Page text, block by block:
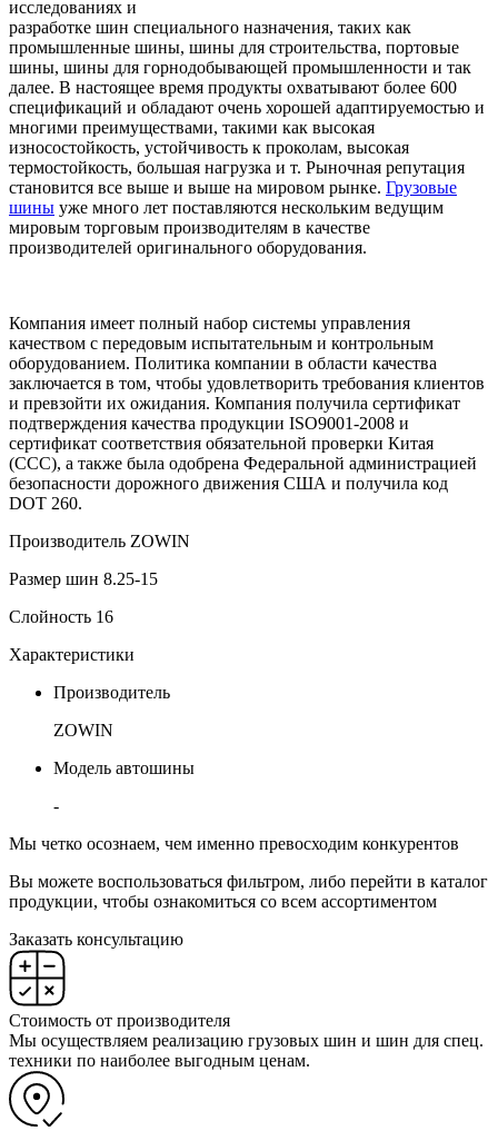
исследованиях и
разработке шин специального назначения, таких как
промышленные шины, шины для строительства, портовые
шины, шины для горнодобывающей промышленности и так
далее. В настоящее время продукты охватывают более 600
спецификаций и обладают очень хорошей адаптируемостью и
многими преимуществами, такими как высокая
износостойкость, устойчивость к проколам, высокая
термостойкость, большая нагрузка и т. Рыночная репутация
становится все выше и выше на мировом рынке. Грузовые
шины уже много лет поставляются нескольким ведущим
мировым торговым производителям в качестве
производителей оригинального оборудования.
Компания имеет полный набор системы управления
качеством с передовым испытательным и контрольным
оборудованием. Политика компании в области качества
заключается в том, чтобы удовлетворить требования клиентов
и превзойти их ожидания. Компания получила сертификат
подтверждения качества продукции ISO9001-2008 и
сертификат соответствия обязательной проверки Китая
(CCC), а также была одобрена Федеральной администрацией
безопасности дорожного движения США и получила код
DOT 260.
Производитель ZOWIN
Размер шин 8.25-15
Слойность 16
Характеристики
Производитель
ZOWIN
Модель автошины
-
Мы четко осознаем, чем именно превосходим конкурентов
Вы можете воспользоваться фильтром, либо перейти в каталог
продукции, чтобы ознакомиться со всем ассортиментом
Заказать консультацию
Стоимость от производителя
Мы осуществляем реализацию грузовых шин и шин для спец.
техники по наиболее выгодным ценам.